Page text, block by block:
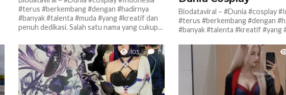
#terus #berkembang #dengan #hadirnya
#banyak #talenta #muda #yang #kreatif dan
penuh dedikasi. Salah satu nama yang cukup...
Biodataviral – #Dunia #cosplay
#terus #berkembang #dengan
#banyak #talenta #kreatif #yang
game, manga, hingga...
103 1